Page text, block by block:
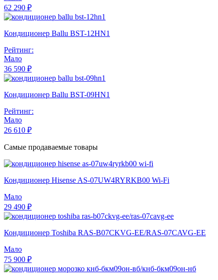
62 290 ₽
Кондиционер Ballu BST-12HN1
Рейтинг:
Мало
36 590 ₽
Кондиционер Ballu BST-09HN1
Рейтинг:
Мало
26 610 ₽
Самые продаваемые товары
Кондиционер Hisense AS-07UW4RYRKB00 Wi-Fi
Мало
29 490 ₽
Кондиционер Toshiba RAS-B07CKVG-EE/RAS-07CAVG-EE
Мало
75 900 ₽